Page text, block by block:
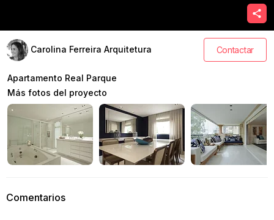
Carolina Ferreira Arquitetura Contactar
Apartamento Real Parque
Más fotos del proyecto
Comentarios